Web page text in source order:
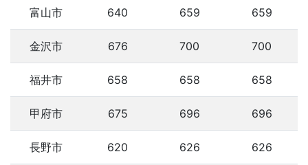
富山市 640 659 659
金沢市 676 700 700
福井市 658 658 658
甲府市 675 696 696
長野市 620 626 626